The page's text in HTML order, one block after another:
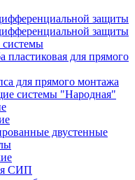
защиты
защиты
системы
пластиковая для прямого
для прямого монтажа
системы "Народная"
двустенные
СИП